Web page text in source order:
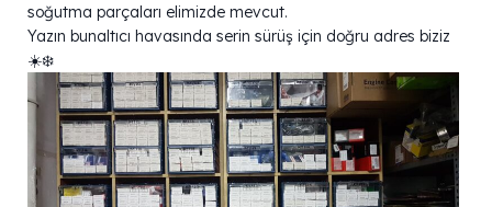
soğutma parçaları elimizde mevcut.
Yazın bunaltıcı havasında serin sürüş için doğru adres biziz
☀️❄️